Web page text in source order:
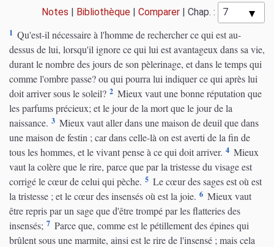
Notes | Bibliothèque | Comparer | Chap. :
1 Qu'est-il nécessaire à l'homme de rechercher ce qui est au-
dessus de lui, lorsqu'il ignore ce qui lui est avantageux dans sa vie,
durant le nombre des jours de son pèlerinage, et dans le temps qui
comme l'ombre passe? ou qui pourra lui indiquer ce qui après lui
doit arriver sous le soleil? 2 Mieux vaut une bonne réputation que
les parfums précieux; et le jour de la mort que le jour de la
naissance. 3 Mieux vaut aller dans une maison de deuil que dans
une maison de festin ; car dans celle-là on est averti de la fin de
tous les hommes, et le vivant pense à ce qui doit arriver. 4 Mieux
vaut la colère que le rire, parce que par la tristesse du visage est
corrigé le cœur de celui qui pèche. 5 Le cœur des sages est où est
la tristesse ; et le cœur des insensés où est la joie. 6 Mieux vaut
être repris par un sage que d'être trompé par les flatteries des
insensés; 7 Parce que, comme est le pétillement des épines qui
brûlent sous une marmite, ainsi est le rire de l'insensé ; mais cela